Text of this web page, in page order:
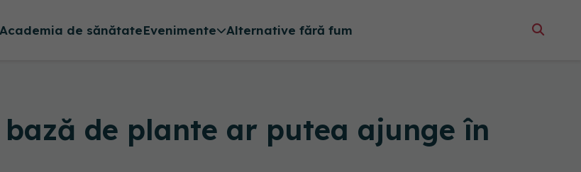
Academia de sănătateEvenimente Alternative fără fum
bază de plante ar putea ajunge în